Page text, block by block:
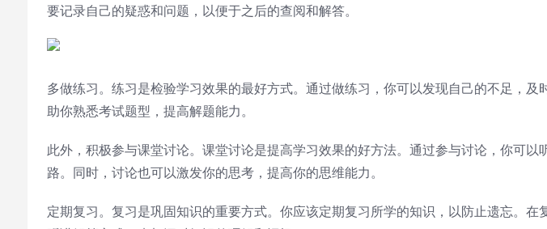
要记录自己的疑惑和问题，以便于之后的查阅和解答。
多做练习。练习是检验学习效果的最好方式。通过做练习，你可以发现自己的不足，
助你熟悉考试题型，提高解题能力。
此外，积极参与课堂讨论。课堂讨论是提高学习效果的好方法。通过参与讨论，你可以
路。同时，讨论也可以激发你的思考，提高你的思维能力。
定期复习。复习是巩固知识的重要方式。你应该定期复习所学的知识，以防止遗忘。在